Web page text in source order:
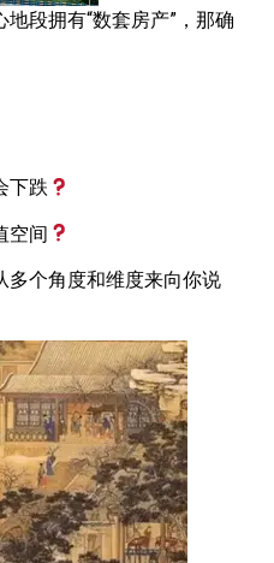
段拥有“数套房产”，那确
下跌
空间
多个角度和维度来向你说